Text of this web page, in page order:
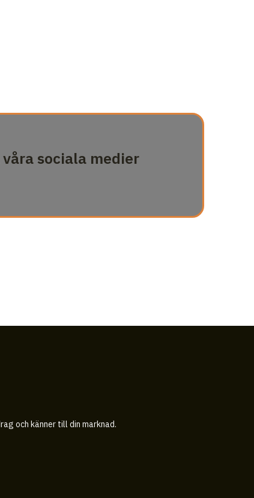
våra sociala medier
och känner till din marknad.